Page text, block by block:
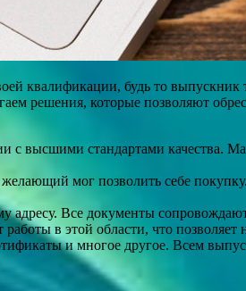
квалификации, будь то выпускник
решения, которые позволяют
с высшими стандартами качества.
мог позволить себе
адресу. Все документы
в этой области, что позволяет
и многое другое. Всем